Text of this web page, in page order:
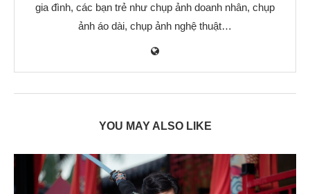
gia đình, các bạn trẻ như chụp ảnh doanh nhân, chụp
ảnh áo dài, chụp ảnh nghệ thuật…
YOU MAY ALSO LIKE